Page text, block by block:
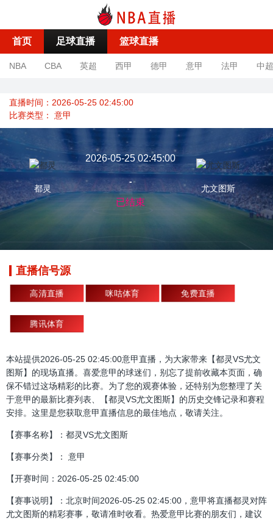
首页 足球直播 篮球直播
NBA CBA 英超 西甲 德甲 意甲 法甲 中超
直播时间：2026-05-25 02:45:00
比赛类型： 意甲
都灵
2026-05-25 02:45:00
-
已结束
尤文图斯
直播信号源
高清直播 咪咕体育 免费直播
腾讯体育
本站提供2026-05-25 02:45:00意甲直播，为大家带来【都灵VS尤文
图斯】的现场直播。喜爱意甲的球迷们，别忘了提前收藏本页面，确
保不错过这场精彩的比赛。为了您的观赛体验，还特别为您整理了关
于意甲的最新比赛列表、【都灵VS尤文图斯】的历史交锋记录和赛程
安排。这里是您获取意甲直播信息的最佳地点，敬请关注。
【赛事名称】：都灵VS尤文图斯
【赛事分类】： 意甲
【开赛时间：2026-05-25 02:45:00
【赛事说明】：北京时间2026-05-25 02:45:00，意甲将直播都灵对阵
尤文图斯的精彩赛事，敬请准时收看。热爱意甲比赛的朋友们，建议